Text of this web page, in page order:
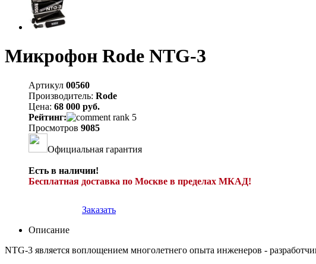
Микрофон Rode NTG-3
Артикул 00560
Производитель: Rode
Цена: 68 000 руб.
Рейтинг:
Просмотров 9085
Официальная гарантия
Есть в наличии!
Бесплатная доставка по Москве в пределах МКАД!
Заказать
Описание
NTG-3 является воплощением многолетнего опыта инженеров -